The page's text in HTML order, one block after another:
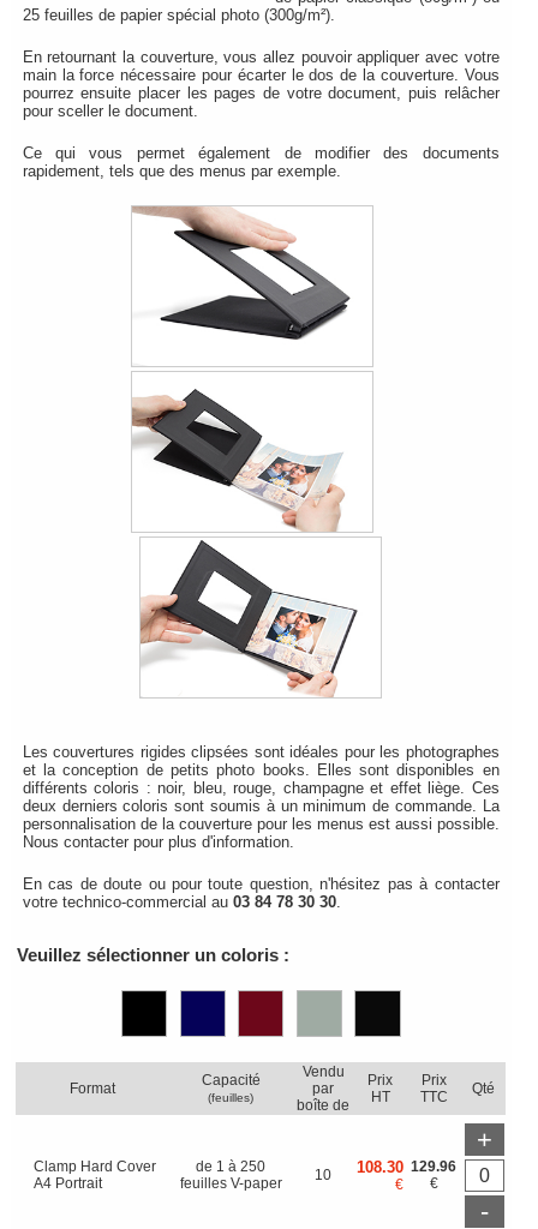
25 feuilles de papier spécial photo (300g/m²).
En retournant la couverture, vous allez pouvoir appliquer avec votre
main la force nécessaire pour écarter le dos de la couverture. Vous
pourrez ensuite placer les pages de votre document, puis relâcher
pour sceller le document.
Ce qui vous permet également de modifier des documents
rapidement, tels que des menus par exemple.
Les couvertures rigides clipsées sont idéales pour les photographes
et la conception de petits photo books. Elles sont disponibles en
différents coloris : noir, bleu, rouge, champagne et effet liège. Ces
deux derniers coloris sont soumis à un minimum de commande. La
personnalisation de la couverture pour les menus est aussi possible.
Nous contacter pour plus d'information.
En cas de doute ou pour toute question, n'hésitez pas à contacter
votre technico-commercial au 03 84 78 30 30.
Veuillez sélectionner un coloris :
Format Capacité
(feuilles)
Vendu
par
boîte de
Prix
HT
Prix
TTC
Qté
Clamp Hard Cover
A4 Portrait
de 1 à 250
feuilles V-paper
10 108.30
€
129.96
€
+
-